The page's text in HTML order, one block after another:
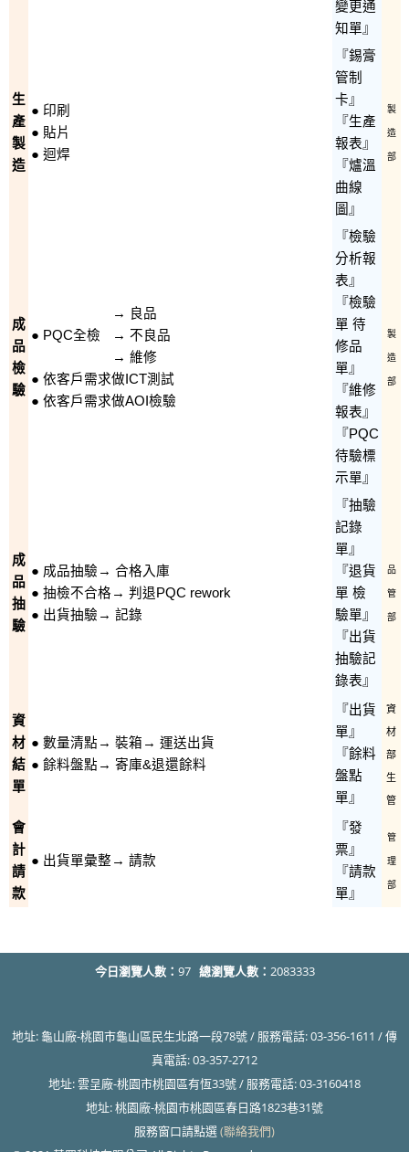
變更通
知單』
生
產
製
造
● 印刷
● 貼片
● 迴焊
『錫膏
管制
卡』
『生產
報表』
『爐溫
曲線
圖』
製
造
部
成
品
檢
驗
● PQC全檢
→ 良品
→ 不良品
→ 維修
● 依客戶需求做ICT測試
● 依客戶需求做AOI檢驗
『檢驗
分析報
表』
『檢驗
單 待
修品
單』
『維修
報表』
『PQC
待驗標
示單』
製
造
部
成
品
抽
驗
● 成品抽驗→ 合格入庫
● 抽檢不合格→ 判退PQC rework
● 出貨抽驗→ 記錄
『抽驗
記錄
單』
『退貨
單 檢
驗單』
『出貨
抽驗記
錄表』
品
管
部
資
材
結
單
● 數量清點→ 裝箱→ 運送出貨
● 餘料盤點→ 寄庫&退還餘料
『出貨
單』
『餘料
盤點
單』
資
材
部
生
管
會
計
請
款
● 出貨單彙整→ 請款
『發
票』
『請款
單』
管
理
部
今日瀏覽人數： 97 總瀏覽人數： 2083333
地址: 龜山廠-桃園市龜山區民生北路一段78號 / 服務電話: 03-356-1611 / 傳
真電話: 03-357-2712
地址: 雲呈廠-桃園市桃園區有恆33號 / 服務電話: 03-3160418
地址: 桃園廠-桃園市桃園區春日路1823巷31號
服務窗口請點選(聯絡我們)